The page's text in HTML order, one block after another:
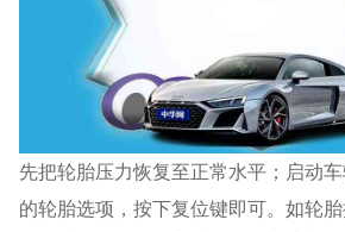
先把轮胎压力恢复至正常水平；启动
的轮胎选项，按下复位键即可。如轮